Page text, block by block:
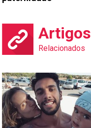
Artigos
Relacionados